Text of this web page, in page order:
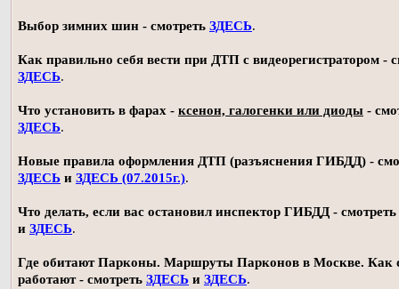
Выбор зимних шин - смотреть ЗДЕСЬ.
Как правильно себя вести при ДТП с видеорегистратором -
ЗДЕСЬ.
Что установить в фарах - ксенон, галогенки или диоды -
ЗДЕСЬ.
Новые правила оформления ДТП (разъяснения ГИБДД) -
ЗДЕСЬ и ЗДЕСЬ (07.2015г.).
Что делать, если вас остановил инспектор ГИБДД - смотреть
и ЗДЕСЬ.
Где обитают Парконы. Маршруты Парконов в Москве. Как
работают - смотреть ЗДЕСЬ и ЗДЕСЬ.